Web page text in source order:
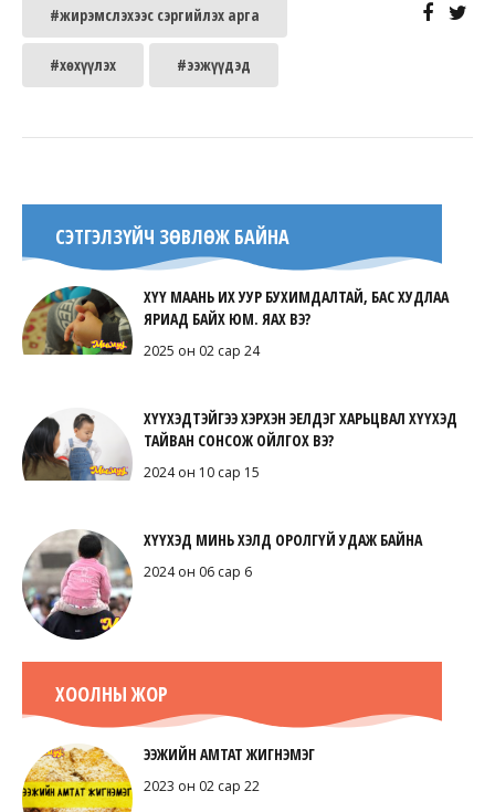
#жирэмслэхээс сэргийлэх арга
#хөхүүлэх #ээжүүдэд
СЭТГЭЛЗҮЙЧ ЗӨВЛӨЖ БАЙНА
ХҮҮ МААНЬ ИХ УУР БУХИМДАЛТАЙ, БАС ХУДЛАА
ЯРИАД БАЙХ ЮМ. ЯАХ ВЭ?
2025 он 02 сар 24
ХҮҮХЭДТЭЙГЭЭ ХЭРХЭН ЭЕЛДЭГ ХАРЬЦВАЛ ХҮҮХЭД
ТАЙВАН СОНСОЖ ОЙЛГОХ ВЭ?
2024 он 10 сар 15
ХҮҮХЭД МИНЬ ХЭЛД ОРОЛГҮЙ УДАЖ БАЙНА
2024 он 06 сар 6
ХООЛНЫ ЖОР
ЭЭЖИЙН АМТАТ ЖИГНЭМЭГ
2023 он 02 сар 22